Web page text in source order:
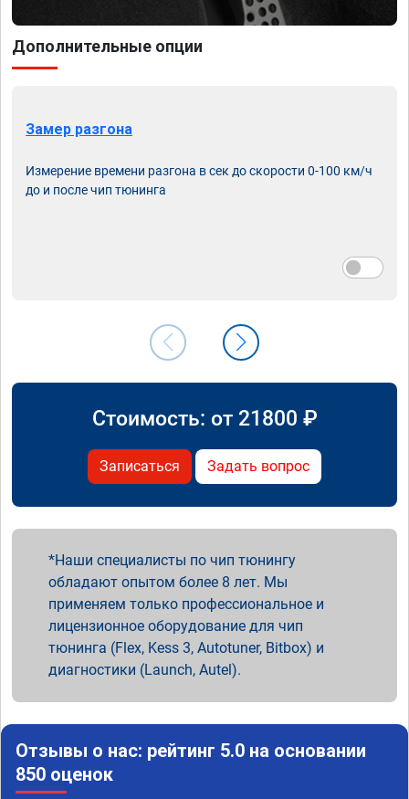
Дополнительные опции
Замер разгона
Измерение времени разгона в сек до скорости 0-100 км/ч
до и после чип тюнинга
Стоимость: от 21800 ₽
Записаться Задать вопрос
Наши специалисты по чип тюнингу
обладают опытом более 8 лет. Мы
применяем только профессиональное и
лицензионное оборудование для чип
тюнинга (Flex, Kess 3, Autotuner, Bitbox) и
диагностики (Launch, Autel).
Отзывы о нас: рейтинг 5.0 на основании
850 оценок